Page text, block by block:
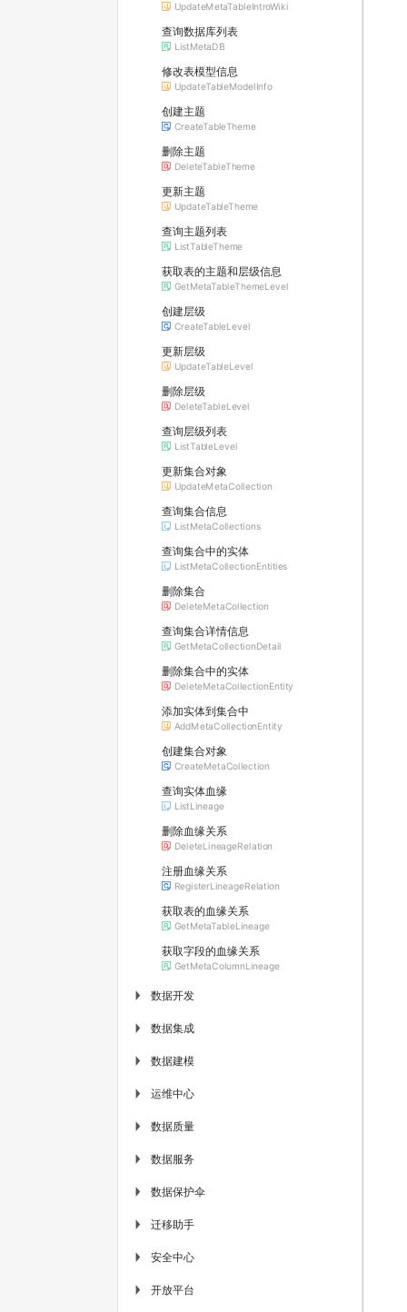
UpdateMetaTableIntroWiki
查询数据库列表
ListMetaDB
修改表模型信息
UpdateTableModelInfo
创建主题
CreateTableTheme
删除主题
DeleteTableTheme
更新主题
UpdateTableTheme
查询主题列表
ListTableTheme
获取表的主题和层级信息
GetMetaTableThemeLevel
创建层级
CreateTableLevel
更新层级
UpdateTableLevel
删除层级
DeleteTableLevel
查询层级列表
ListTableLevel
更新集合对象
UpdateMetaCollection
查询集合信息
ListMetaCollections
查询集合中的实体
ListMetaCollectionEntities
删除集合
DeleteMetaCollection
查询集合详情信息
GetMetaCollectionDetail
删除集合中的实体
DeleteMetaCollectionEntity
添加实体到集合中
AddMetaCollectionEntity
创建集合对象
CreateMetaCollection
查询实体血缘
ListLineage
删除血缘关系
DeleteLineageRelation
注册血缘关系
RegisterLineageRelation
获取表的血缘关系
GetMetaTableLineage
获取字段的血缘关系
GetMetaColumnLineage
▶ 数据开发
▶ 数据集成
▶ 数据建模
▶ 运维中心
▶ 数据质量
▶ 数据服务
▶ 数据保护伞
▶ 迁移助手
▶ 安全中心
▶ 开放平台